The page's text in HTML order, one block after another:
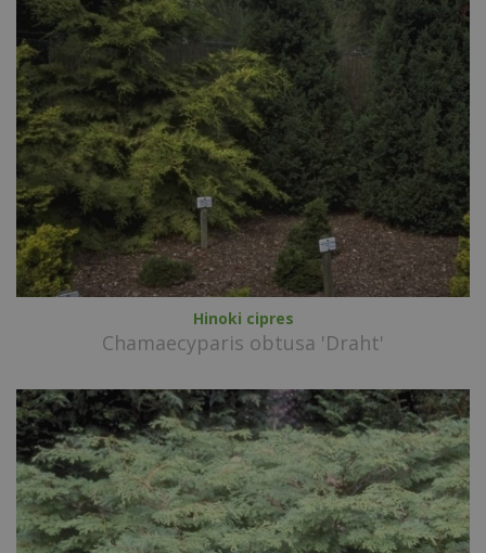
Hinoki cipres
Chamaecyparis obtusa 'Draht'